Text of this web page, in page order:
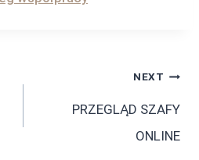
NEXT
PRZEGLĄD SZAFY
ONLINE